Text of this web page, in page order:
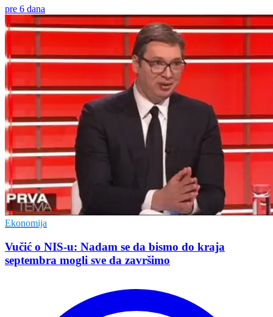
pre 6 dana
Ekonomija
Vučić o NIS-u: Nadam se da bismo do kraja
septembra mogli sve da završimo